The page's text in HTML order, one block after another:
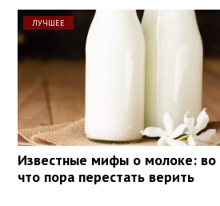
ЛУЧШЕЕ
Известные мифы о молоке: во
что пора перестать верить